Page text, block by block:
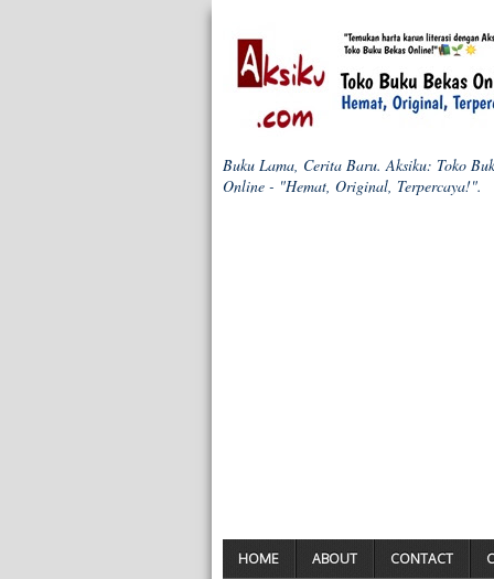
Buku Lama, Cerita Baru. Aksiku: Toko
Online - "Hemat, Original, Terpercaya!".
HOME ABOUT CONTACT